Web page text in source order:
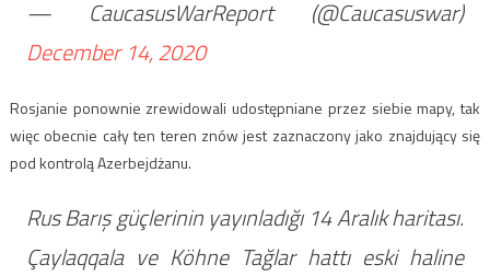
— CaucasusWarReport (@Caucasuswar)
December 14, 2020
Rosjanie ponownie zrewidowali udostępniane przez siebie mapy, tak
więc obecnie cały ten teren znów jest zaznaczony jako znajdujący się
pod kontrolą Azerbejdżanu.
Rus Barış güçlerinin yayınladığı 14 Aralık haritası.
Çaylaqqala ve Köhne Tağlar hattı eski haline